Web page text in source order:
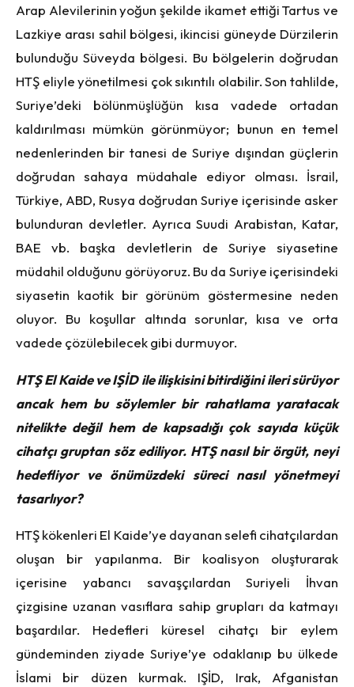
Arap Alevilerinin yoğun şekilde ikamet ettiği Tartus ve
Lazkiye arası sahil bölgesi, ikincisi güneyde Dürzilerin
bulunduğu Süveyda bölgesi. Bu bölgelerin doğrudan
HTŞ eliyle yönetilmesi çok sıkıntılı olabilir. Son tahlilde,
Suriye’deki bölünmüşlüğün kısa vadede ortadan
kaldırılması mümkün görünmüyor; bunun en temel
nedenlerinden bir tanesi de Suriye dışından güçlerin
doğrudan sahaya müdahale ediyor olması. İsrail,
Türkiye, ABD, Rusya doğrudan Suriye içerisinde asker
bulunduran devletler. Ayrıca Suudi Arabistan, Katar,
BAE vb. başka devletlerin de Suriye siyasetine
müdahil olduğunu görüyoruz. Bu da Suriye içerisindeki
siyasetin kaotik bir görünüm göstermesine neden
oluyor. Bu koşullar altında sorunlar, kısa ve orta
vadede çözülebilecek gibi durmuyor.
HTŞ El Kaide ve IŞİD ile ilişkisini bitirdiğini ileri sürüyor
ancak hem bu söylemler bir rahatlama yaratacak
nitelikte değil hem de kapsadığı çok sayıda küçük
cihatçı gruptan söz ediliyor. HTŞ nasıl bir örgüt, neyi
hedefliyor ve önümüzdeki süreci nasıl yönetmeyi
tasarlıyor?
HTŞ kökenleri El Kaide’ye dayanan selefi cihatçılardan
oluşan bir yapılanma. Bir koalisyon oluşturarak
içerisine yabancı savaşçılardan Suriyeli İhvan
çizgisine uzanan vasıflara sahip grupları da katmayı
başardılar. Hedefleri küresel cihatçı bir eylem
gündeminden ziyade Suriye’ye odaklanıp bu ülkede
İslami bir düzen kurmak. IŞİD, Irak, Afganistan